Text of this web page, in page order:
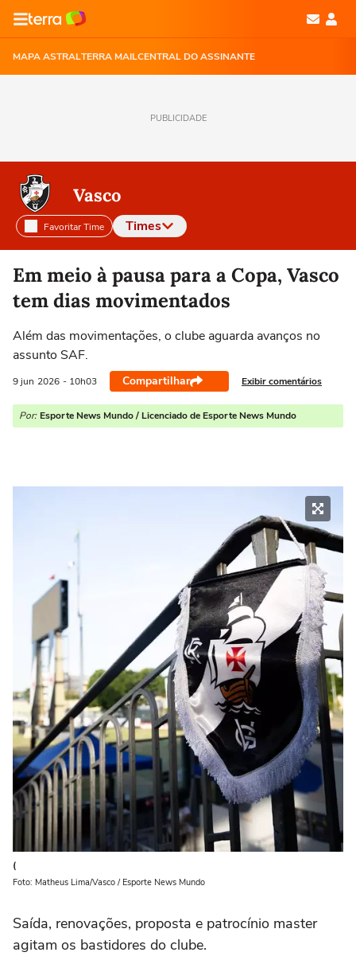
MAPA ASTRALTERRA MAILCENTRAL DO ASSINANTE
PUBLICIDADE
Vasco
Favoritar Time Times
Selecione o time para ver as notícias
Em meio à pausa para a Copa, Vasco
tem dias movimentados
Além das movimentações, o clube aguarda avanços no
assunto SAF.
9 jun 2026 - 10h03 Compartilhar Exibir comentários
Por: Esporte News Mundo / Licenciado de Esporte News Mundo
(
Foto: Matheus Lima/Vasco / Esporte News Mundo
Saída, renovações, proposta e patrocínio master
agitam os bastidores do clube.